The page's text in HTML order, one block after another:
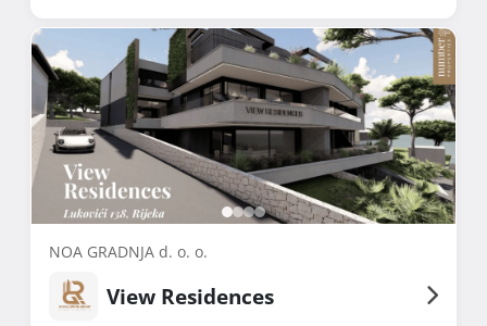
NOA GRADNJA d. o. o.
View Residences